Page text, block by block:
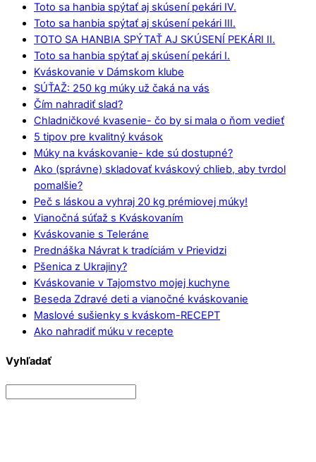
Toto sa hanbia spýtať aj skúsení pekári IV.
Toto sa hanbia spýtať aj skúsení pekári III.
TOTO SA HANBIA SPÝTAŤ AJ SKÚSENÍ PEKÁRI II.
Toto sa hanbia spýtať aj skúsení pekári I.
Kváskovanie v Dámskom klube
SÚŤAŽ: 250 kg múky už čaká na vás
Čím nahradiť slad?
Chladničkové kvasenie- čo by si mala o ňom vedieť
5 tipov pre kvalitný kvások
Múky na kváskovanie- kde sú dostupné?
Ako (správne) skladovať kváskový chlieb, aby tvrdol
pomalšie?
Peč s láskou a vyhraj 20 kg prémiovej múky!
Vianočná súťaž s Kváskovaním
Kváskovanie s Teleráne
Prednáška Návrat k tradíciám v Prievidzi
Pšenica z Ukrajiny?
Kváskovanie v Tajomstvo mojej kuchyne
Beseda Zdravé deti a vianočné kváskovanie
Maslové sušienky s kváskom-RECEPT
Ako nahradiť múku v recepte
Vyhľadať